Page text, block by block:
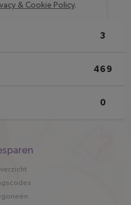
& Cookie Policy.
3
469
0